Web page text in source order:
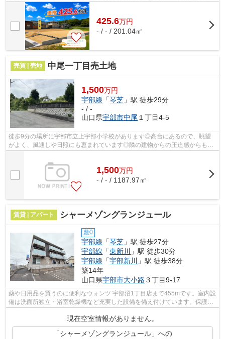
らの売地はいかがでしょうか◎こちらの土...
425.6万円
- / - / 201.04㎡
売買 | 売地 中尾一丁目売土地
1,500万円
宇部線 「琴芝 」駅 徒歩29分
- / -
山口県宇部市中尾 １丁目4-5
徒歩9分の場所に宇部市立上宇部小学校があります◎高台にあるので、眺望
がよく、風通しや日照にも恵まれています◎隣の建物からの圧迫感からも解
放されるのが角地の特徴です◎イチオシの...
1,500万円
- / - / 1187.97㎡
賃貸 | アパート シャーメゾングランジュール
敷0
宇部線 「琴芝 」駅 徒歩27分
宇部線 「東新川
」駅 徒歩30分
宇部線 「宇部新川
」駅 徒歩38分
築14年
山口県宇部市大小路 ３丁目9-17
薬や日用品を買うのに便利なウォンツ 宇部沼1丁目店まで455mです。室内設
備は洗面所独立・浴室乾燥機など充実した設備を備え付けています。保護者
現在空室情報がありません。
「シャーメゾングランジュール」への